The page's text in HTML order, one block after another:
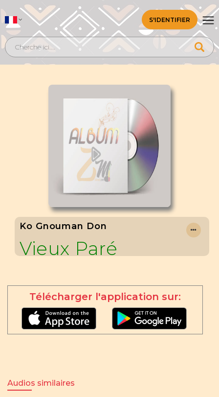
S'IDENTIFIER
Ko Gnouman Don
Vieux Paré
Télécharger l'application sur:
Audios similaires